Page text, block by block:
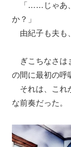
「……じゃあ、
か？」
由紀子も夫も
ぎこちなさは
の間に最初の呼
それは、これ
な前奏だった。